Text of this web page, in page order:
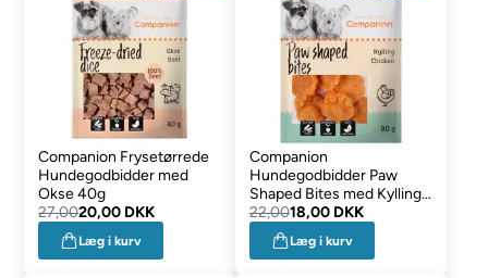
Companion Frysetørrede
Hundegodbidder med
Okse 40g
27,0020,00 DKK
Læg i kurv
Companion
Hundegodbidder Paw
Shaped Bites med Kylling
80g
22,0018,00 DKK
Læg i kurv